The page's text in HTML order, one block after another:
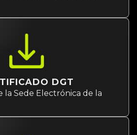
DGT
la Sede Electrónica de la